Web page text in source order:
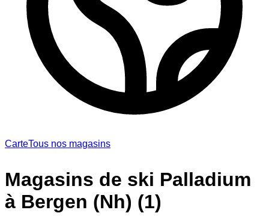
CarteTous nos magasins
Magasins de ski Palladium
à Bergen (Nh) (1)